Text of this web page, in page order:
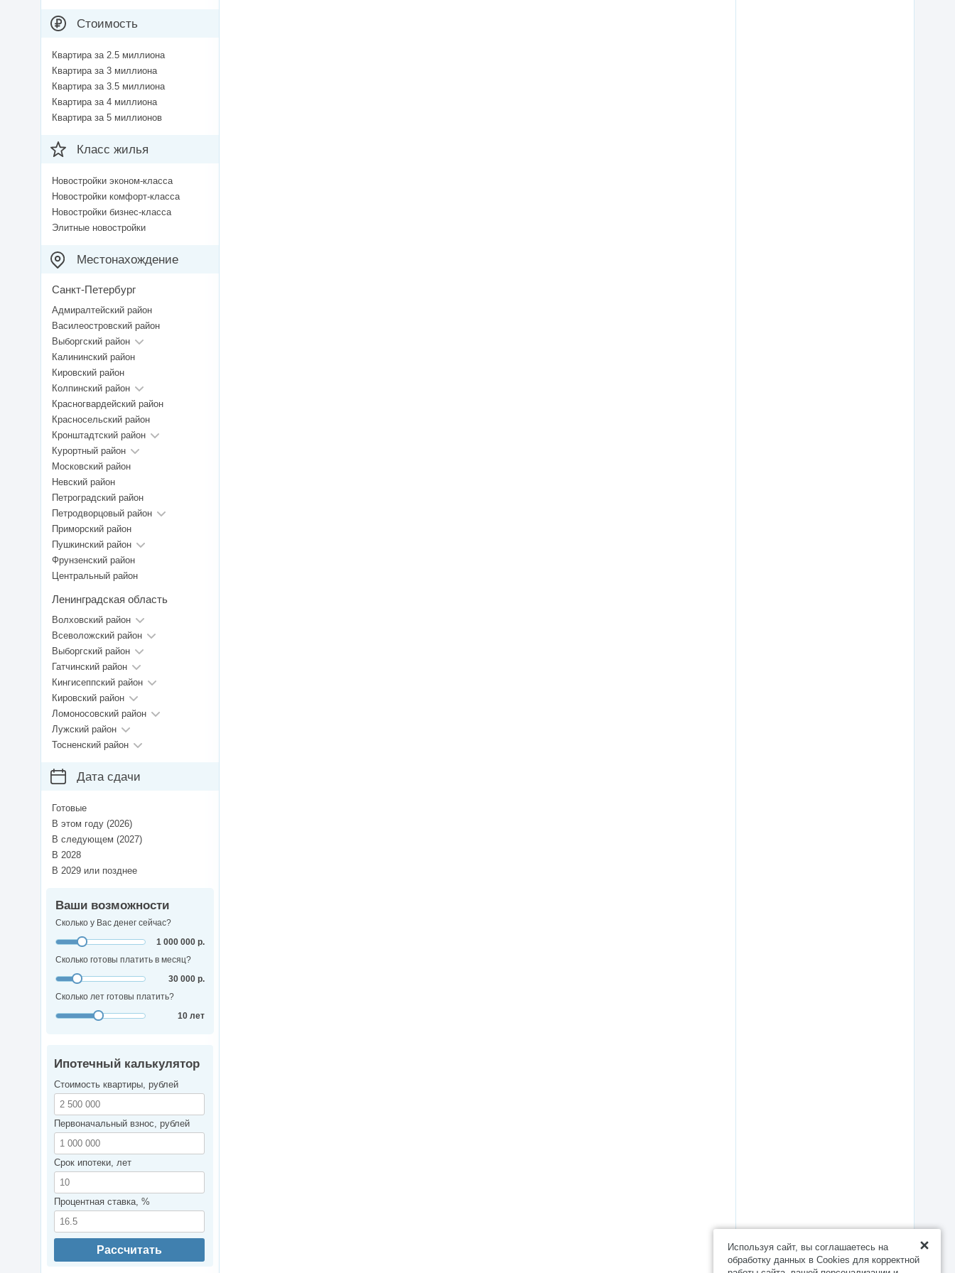
Стоимость
Квартира за 2.5 миллиона
Квартира за 3 миллиона
Квартира за 3.5 миллиона
Квартира за 4 миллиона
Квартира за 5 миллионов
Класс жилья
Новостройки эконом-класса
Новостройки комфорт-класса
Новостройки бизнес-класса
Элитные новостройки
Местонахождение
Санкт-Петербург
Адмиралтейский район
Василеостровский район
Выборгский район
Калининский район
Кировский район
Колпинский район
Красногвардейский район
Красносельский район
Кронштадтский район
Курортный район
Московский район
Невский район
Петроградский район
Петродворцовый район
Приморский район
Пушкинский район
Фрунзенский район
Центральный район
Ленинградская область
Волховский район
Всеволожский район
Выборгский район
Гатчинский район
Кингисеппский район
Кировский район
Ломоносовский район
Лужский район
Тосненский район
Дата сдачи
Готовые
В этом году (2026)
В следующем (2027)
В 2028
В 2029 или позднее
Ваши возможности
Сколько у Вас денег сейчас?
1 000 000 р.
Сколько готовы платить в месяц?
30 000 р.
Сколько лет готовы платить?
10 лет
Ипотечный калькулятор
Стоимость квартиры, рублей
Первоначальный взнос, рублей
Срок ипотеки, лет
Процентная ставка, %
Рассчитать
Используя сайт, вы соглашаетесь на
обработку данных в Cookies для корректной